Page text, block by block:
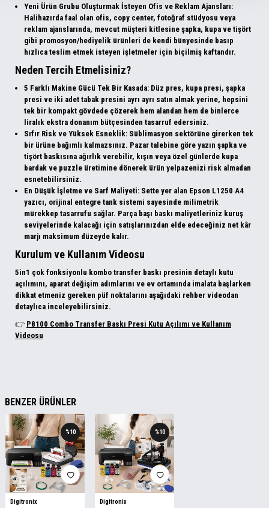
Yeni Ürün Grubu Oluşturmak İsteyen Ofis ve Reklam Ajansları:
Halihazırda faal olan ofis, copy center, fotoğraf stüdyosu veya
reklam ajanslarında, mevcut müşteri kitlesine şapka, kupa ve tişört
gibi promosyon/hediyelik ürünleri de kendi bünyesinde basıp
hızlıca teslim etmek isteyen işletmeler için biçilmiş kaftandır.
Neden Tercih Etmelisiniz?
5 Farklı Makine Gücü Tek Bir Kasada: Düz pres, kupa presi, şapka
presi ve iki adet tabak presini ayrı ayrı satın almak yerine, hepsini
tek bir kompakt gövdede çözerek hem alandan hem de binlerce
liralık ekstra donanım bütçesinden tasarruf edersiniz.
Sıfır Risk ve Yüksek Esneklik: Süblimasyon sektörüne girerken tek
bir ürüne bağımlı kalmazsınız. Pazar talebine göre yazın şapka ve
tişört baskısına ağırlık verebilir, kışın veya özel günlerde kupa
bardak ve puzzle üretimine dönerek ürün yelpazenizi risk almadan
esnetebilirsiniz.
En Düşük İşletme ve Sarf Maliyeti: Sette yer alan Epson L1250 A4
yazıcı, orijinal entegre tank sistemi sayesinde milimetrik
mürekkep tasarrufu sağlar. Parça başı baskı maliyetleriniz kuruş
seviyelerinde kalacağı için satışlarınızdan elde edeceğiniz net kâr
marjı maksimum düzeyde kalır.
Kurulum ve Kullanım Videosu
5in1 çok fonksiyonlu kombo transfer baskı presinin detaylı kutu
açılımını, aparat değişim adımlarını ve ev ortamında imalata başlarken
dikkat etmeniz gereken püf noktalarını aşağıdaki rehber videodan
detaylıca inceleyebilirsiniz.
👉 P8100 Combo Transfer Baskı Presi Kutu Açılımı ve Kullanım
Videosu
BENZER ÜRÜNLER
%10
Digitronix
%10
Digitronix